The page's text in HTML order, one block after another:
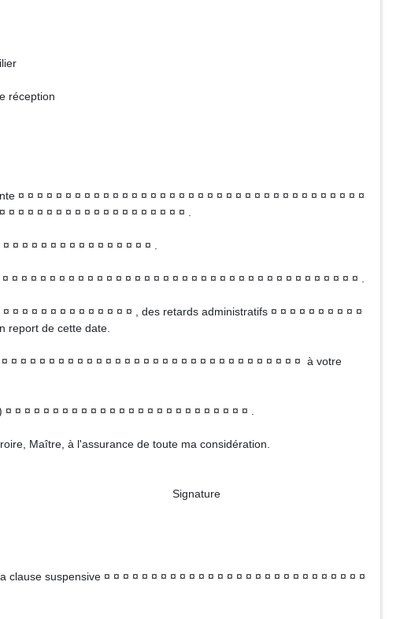
réception
¤ ¤ ¤ ¤ ¤ ¤ ¤ ¤ ¤ ¤ ¤ ¤ ¤ ¤ ¤ ¤ ¤ ¤ ¤ ¤ ¤ ¤ ¤ ¤ ¤ ¤ ¤ ¤ ¤ ¤ ¤ ¤ ¤ ¤ ¤ ¤ ¤
¤ ¤ ¤ ¤ ¤ ¤ ¤ ¤ ¤ ¤ ¤ ¤ ¤ ¤ ¤ ¤ ¤ ¤ .
¤ ¤ ¤ ¤ ¤ ¤ ¤ ¤ ¤ ¤ ¤ ¤ ¤ ¤ ¤ .
¤ ¤ ¤ ¤ ¤ ¤ ¤ ¤ ¤ ¤ ¤ ¤ ¤ ¤ ¤ ¤ ¤ ¤ ¤ ¤ ¤ ¤ ¤ ¤ ¤ ¤ ¤ ¤ ¤ ¤ ¤ ¤ ¤ ¤ ¤ ¤ ¤ .
¤ ¤ ¤ ¤ ¤ ¤ ¤ ¤ ¤ ¤ ¤ ¤ ¤ , des retards administratifs ¤ ¤ ¤ ¤ ¤ ¤ ¤ ¤ ¤ ¤
report de cette date.
¤ ¤ ¤ ¤ ¤ ¤ ¤ ¤ ¤ ¤ ¤ ¤ ¤ ¤ ¤ ¤ ¤ ¤ ¤ ¤ ¤ ¤ ¤ ¤ ¤ ¤ ¤ ¤ ¤ ¤ ¤ à votre
¤ ¤ ¤ ¤ ¤ ¤ ¤ ¤ ¤ ¤ ¤ ¤ ¤ ¤ ¤ ¤ ¤ ¤ ¤ ¤ ¤ ¤ ¤ ¤ ¤ .
Maître, à l'assurance de toute ma considération.
clause suspensive ¤ ¤ ¤ ¤ ¤ ¤ ¤ ¤ ¤ ¤ ¤ ¤ ¤ ¤ ¤ ¤ ¤ ¤ ¤ ¤ ¤ ¤ ¤ ¤ ¤ ¤ ¤ ¤